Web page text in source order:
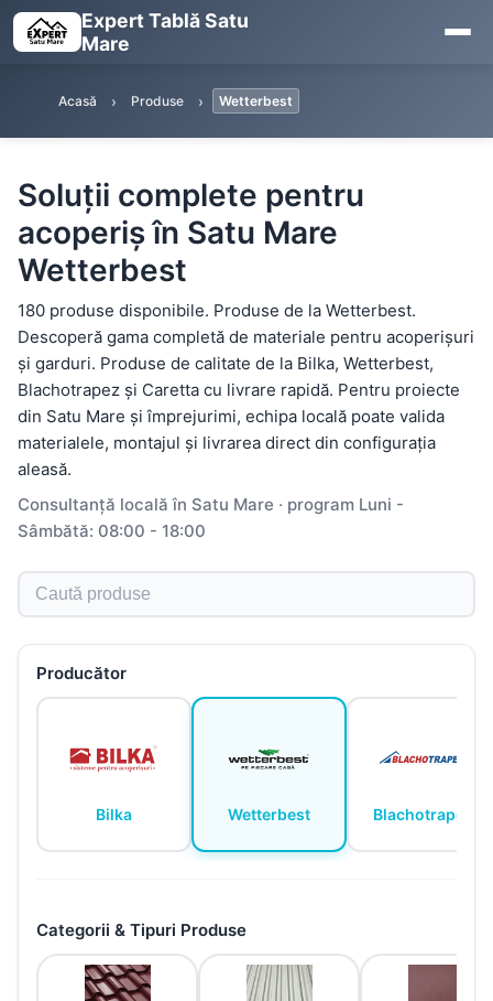
Expert Tablă Satu
Mare
Acasă Produse Wetterbest
Soluții complete pentru
acoperiș în Satu Mare
Wetterbest
180 produse disponibile. Produse de la Wetterbest.
Descoperă gama completă de materiale pentru acoperișuri
și garduri. Produse de calitate de la Bilka, Wetterbest,
Blachotrapez și Caretta cu livrare rapidă. Pentru proiecte
din Satu Mare și împrejurimi, echipa locală poate valida
materialele, montajul și livrarea direct din configurația
aleasă.
Consultanță locală în Satu Mare · program Luni -
Sâmbătă: 08:00 - 18:00
Caută produse
Producător
Bilka Wetterbest Blachotrapez
Categorii & Tipuri Produse